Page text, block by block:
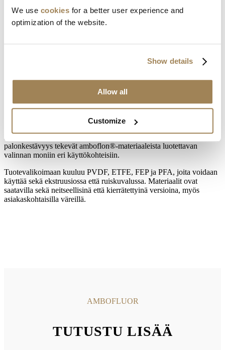
We use cookies for a better user experience and
optimization of the website.
Show details
Allow all
Customize
TUOTEMERKKI
amboflon®-tuotemerkin alla Ambofluor tarjoaa laajan valikoiman
neitseellisiä ja kierrätettyjä fluoropolymeerejä, jotka ovat täysin
REACH-vaatimusten mukaisia. Nämä korkean suorituskyvyn
materiaalit on suunniteltu vaativiin olosuhteisiin, joissa on korkeat
lämpötilat, kemiallista rasitusta ja UV-säteilyä.
Niiden tarttumattomat ominaisuudet, alhainen läpäisevyys ja
palonkestävyys tekevät amboflon®-materiaaleista luotettavan
valinnan moniin eri käyttökohteisiin.
Tuotevalikoimaan kuuluu PVDF, ETFE, FEP ja PFA, joita voidaan
käyttää sekä ekstruusiossa että ruiskuvalussa. Materiaalit ovat
saatavilla sekä neitseellisinä että kierrätettyinä versioina, myös
asiakaskohtaisilla väreillä.
AMBOFLUOR
TUTUSTU LISÄÄ